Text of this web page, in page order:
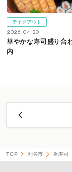
テイクアウト
2026.04.20
華やかな寿司盛り合
内
TOP 刈谷市 金寿司